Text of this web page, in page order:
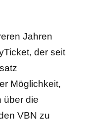
Jahren
der seit
Möglichkeit,
über die
VBN zu